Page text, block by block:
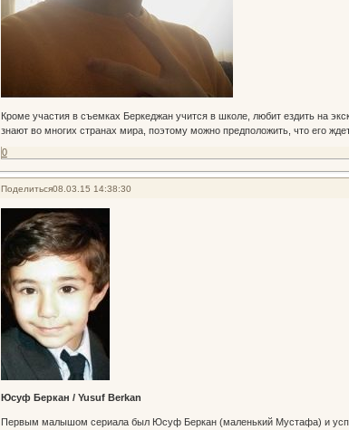
Кроме участия в съемках Беркеджан учится в школе, любит ездить на
знают во многих странах мира, поэтому можно предположить, что его
0
Поделиться08.03.15 14:38:30
Юсуф Беркан / Yusuf Berkan
Первым малышом сериала был Юсуф Беркан (маленький Мустафа) и